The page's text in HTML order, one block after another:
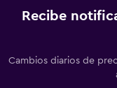
Recibe
Cambios diarios de